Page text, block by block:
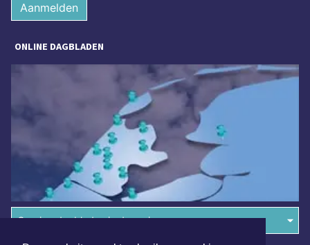
Aanmelden
ONLINE DAGBLADEN
Overige dagbladen in de regio